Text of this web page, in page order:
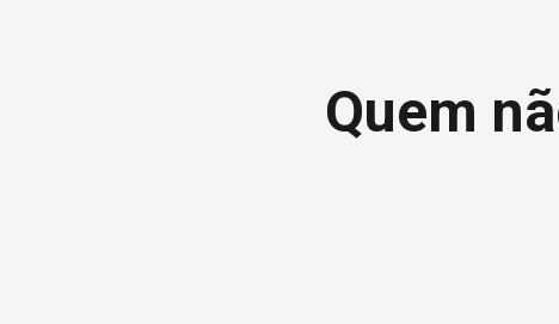
Quem